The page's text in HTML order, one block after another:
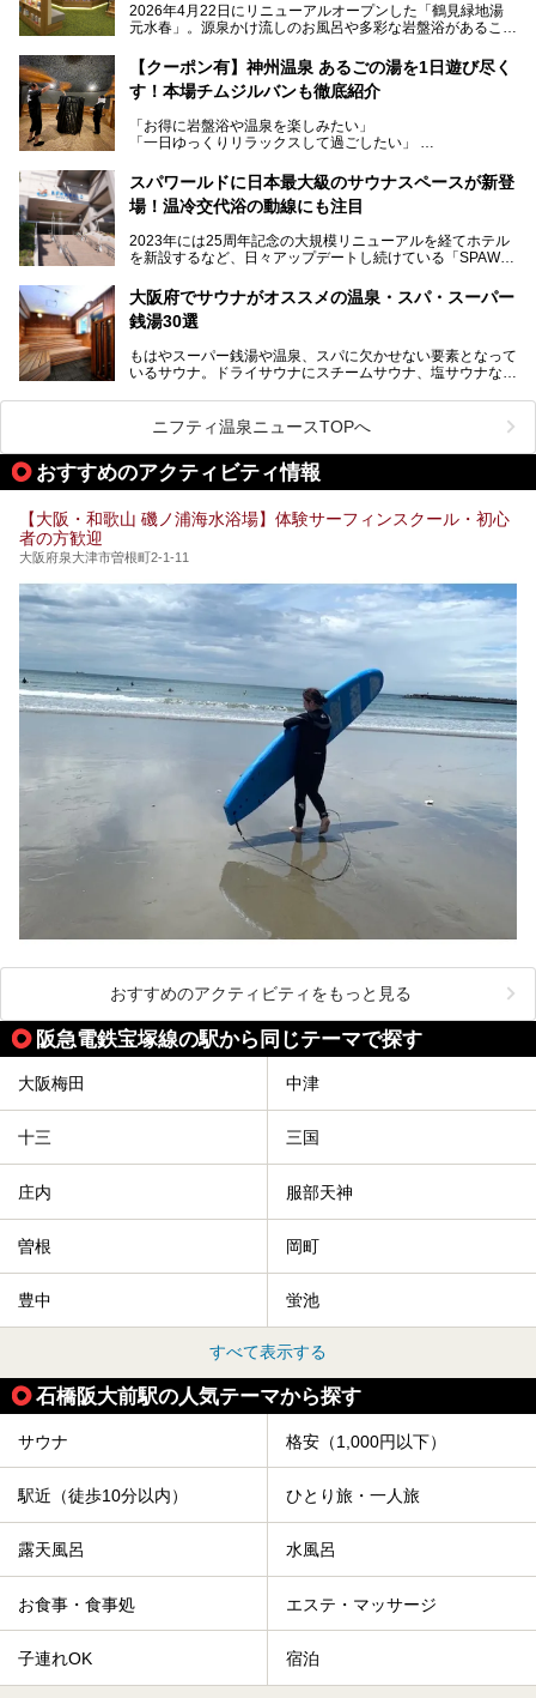
今回はオープン前の内覧会に参加し、館内のこだわりポイン
サウナー注目の3種のサウナや160cmの深水風呂、没入感の
高い岩盤浴エリア、日本最大の台数を誇る最新AIフィットネ
スマシンなど、見どころ満載の館内を詳しくご紹介します。
2026年4月22日にリニューアルオープンした「鶴見緑地湯
元水春」。源泉かけ流しのお風呂や多彩な岩盤浴があること
に“一日中くつろげる場所”としてパワーアップしています。
今回のリニューアルでは、新たに登場した瞑想サウナをはじ
見どころが盛りだくさん。日常の疲れを癒やしたい方はもち
ろん、休日にゆったり過ごしたい方にもぴったりの内容とな
本記事では、そんなリニューアル後の注目ポイントを詳しく
紹介します。これから「鶴見緑地湯元水春」に訪れる方や、
い。
【クーポン有】神州温泉 あるごの湯を1日遊び尽く
す！本場チムジルバンも徹底紹介
「お得に岩盤浴や温泉を楽しみたい」
「一日ゆっくりリラックスして過ごしたい」
利用できる「神州温泉 あるごの湯」です。
あるごの湯は、大阪府豊中市にある日帰り温浴施設で、阪急
チムジルバン（岩盤浴）を中心に、発汗・リラックス・漫画
タイムまで満喫できる長時間滞在型の施設なので、一日中ゆ
る迫力ある熱波パフォーマンスも毎日行われており、“とと
のう”体験をしっかり楽しめるのもポイントです。
ケやボウリングといった遊び場もあり、友人同士やカップル
で“遊び+癒し”の一日を過ごすのにもぴったり。
処にいたるまで魅力をたっぷり堪能してきたので、その全容
スパワールドに日本最大級のサウナスペースが新登
場！温冷交代浴の動線にも注目
2023年には25周年記念の大規模リニューアルを経てホテル
を新設するなど、日々アップデートし続けている「SPAWO
そんなスパワールドが2025年11月15日（土）に、新たな浴
室や日本最大級140人収容の大規模サウナを携えてリニュー
アルオープン！浴室である4F・6Fそれぞれにリニューアル
大規模リニューアルの全容を確認すべく、リニューアルプレ
オープンイベントに行ってきました！今回はそのリニューア
大阪府でサウナがオススメの温泉・スパ・スーパー
銭湯30選
もはやスーパー銭湯や温泉、スパに欠かせない要素となって
いるサウナ。ドライサウナにスチームサウナ、塩サウナな
ペース、ロウリュウなど、心ゆくまで楽しむためのサービス
が充実した施設も多くみられます。
今回はそんなサウナにこだわった、大阪府内のオススメ温
泉・銭湯・スパを30件紹介したいと思います！
ニフティ温泉ニュースTOPへ
おすすめのアクティビティ情報
【大阪・和歌山 磯ノ浦海水浴場】体験サーフィンスクール・初心
者の方歓迎
大阪府泉大津市曽根町2-1-11
おすすめのアクティビティをもっと見る
阪急電鉄宝塚線の駅から同じテーマで探す
大阪梅田 中津
十三 三国
庄内 服部天神
曽根 岡町
豊中 蛍池
すべて表示する
石橋阪大前駅の人気テーマから探す
サウナ 格安（1,000円以下）
駅近（徒歩10分以内） ひとり旅・一人旅
露天風呂 水風呂
お食事・食事処 エステ・マッサージ
子連れOK 宿泊